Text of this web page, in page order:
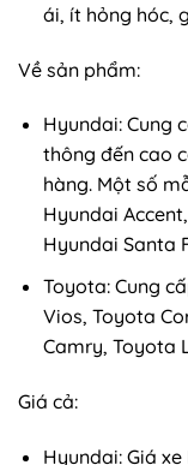
ái, ít hỏng hóc,
Về sản phẩm:
Hyundai: Cung
thông đến cao
hàng. Một số
Hyundai
Hyundai Santa
Toyota: Cung
Vios, Toyota
Camry, Toyota
Giá cả:
Hyundai: Giá